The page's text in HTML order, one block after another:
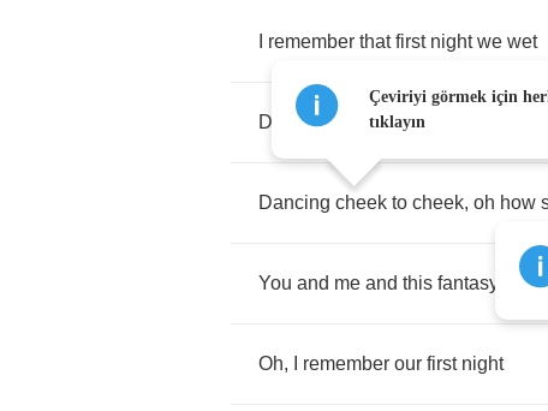
remember that first night we wet
Dancing to the sound
Dancing cheek to cheek, oh how
You and me and this fantasy
Oh, remember our first night
Çeviriyi görmek için
tıklayın